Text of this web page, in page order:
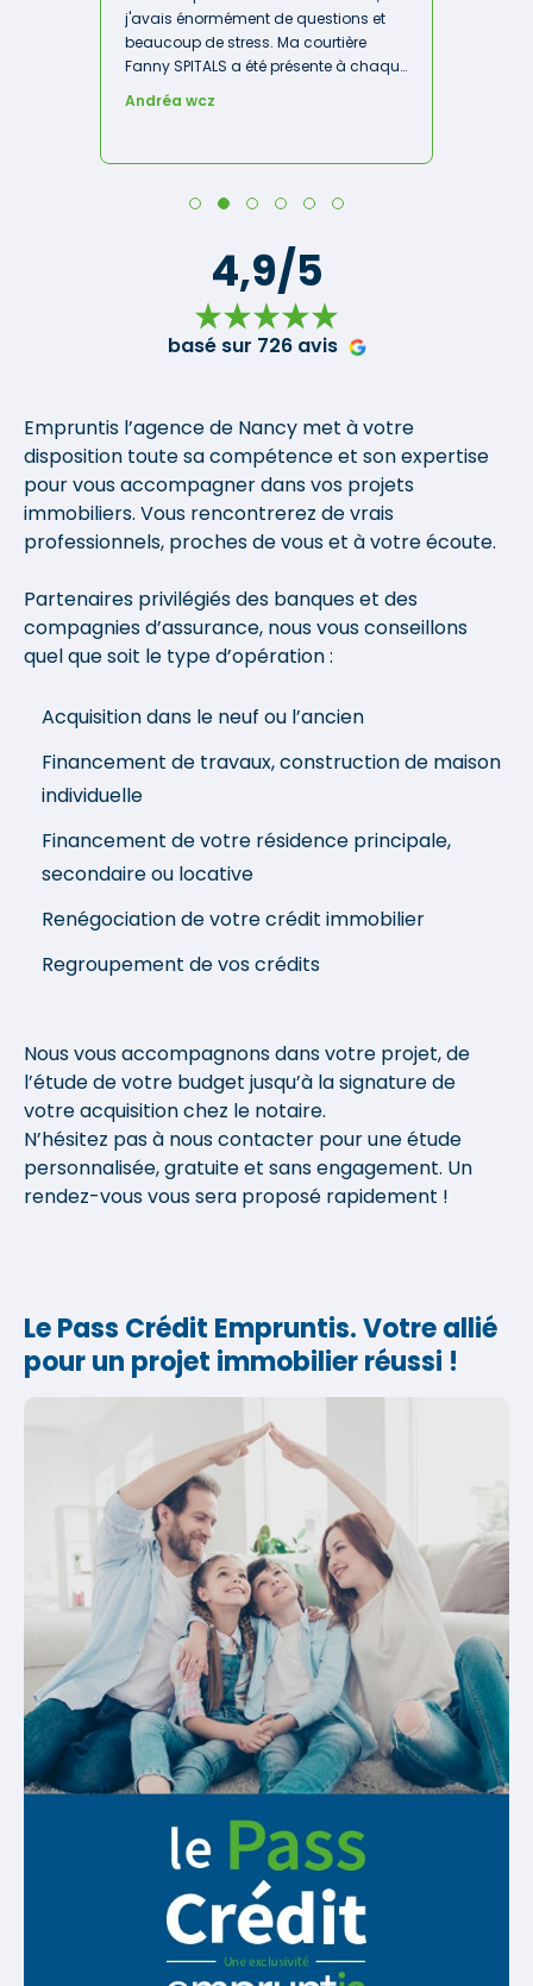
j'avais énormément de questions et
beaucoup de stress. Ma courtière
Fanny SPITALS a été présente à chaque
étape, toujours disponible, rassurante
et m'a accompagnée jusqu'à
sentie en confiance et grâce à son
propriétaire de mon premier
appartement ! 🥹 Un immense merci
pour votre accompagnement, votre
gentillesse et votre disponibilité Fanny.
Je vous recommanderai avec grand
Andréa wcz
4,9/5
basé sur 726 avis
Empruntis l’agence de Nancy met à votre
disposition toute sa compétence et son expertise
pour vous accompagner dans vos projets
immobiliers. Vous rencontrerez de vrais
professionnels, proches de vous et à votre écoute.
Partenaires privilégiés des banques et des
compagnies d’assurance, nous vous conseillons
quel que soit le type d’opération :
Acquisition dans le neuf ou l’ancien
Financement de travaux, construction de maison
individuelle
Financement de votre résidence principale,
secondaire ou locative
Renégociation de votre crédit immobilier
Regroupement de vos crédits
Nous vous accompagnons dans votre projet, de
l’étude de votre budget jusqu’à la signature de
votre acquisition chez le notaire.
N’hésitez pas à nous contacter pour une étude
personnalisée, gratuite et sans engagement. Un
rendez-vous vous sera proposé rapidement !
Le Pass Crédit Empruntis. Votre allié
pour un projet immobilier réussi !